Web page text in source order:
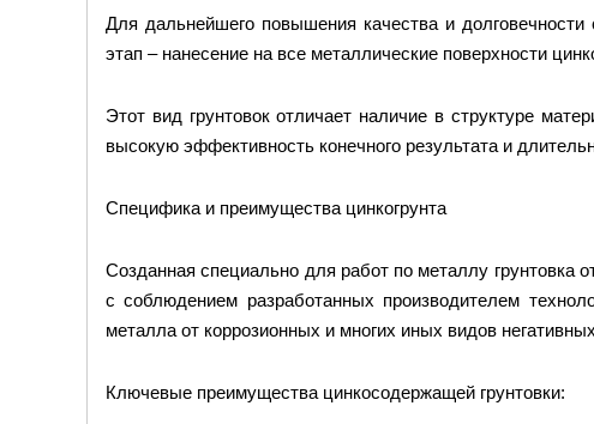
Для дальнейшего повышения качества и
этап – нанесение на все металлические поверхности
Этот вид грунтовок отличает наличие в структуре
высокую эффективность конечного результата и
Специфика и преимущества цинкогрунта
Созданная специально для работ по металлу грунтовка
с соблюдением разработанных производителем
металла от коррозионных и многих иных видов
Ключевые преимущества цинкосодержащей грунтовки: